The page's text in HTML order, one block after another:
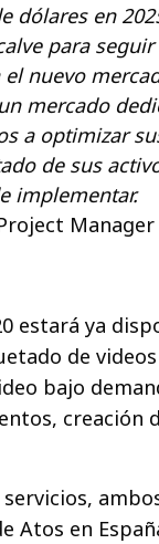
dólares en
para
nuevo
mercado
a optimizar
de sus
implementar.
estará ya
de
bajo
creación
servicios,
Atos en